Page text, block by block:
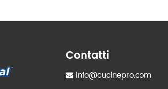
Contatti
info@cucinepro.com